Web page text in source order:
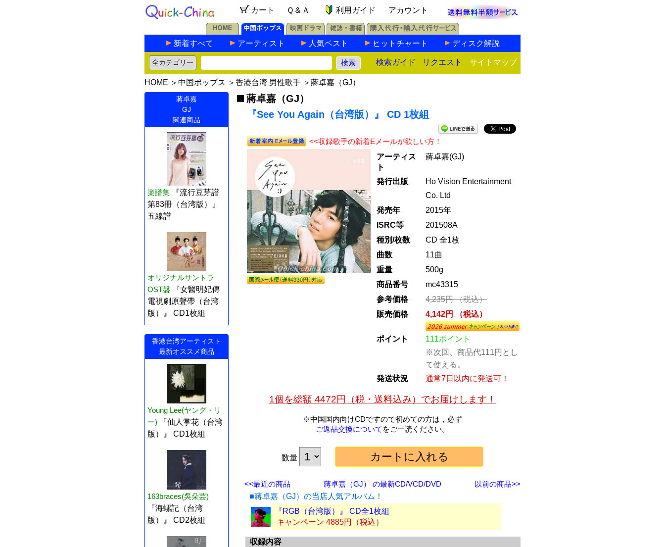
カート Ｑ＆Ａ 利用ガイド アカウント
新着すべて アーティスト 人気ベスト ヒットチャート ディスク解説
検索ガイド リクエスト サイトマップ
HOME ＞ 中国ポップス ＞ 香港台湾 男性歌手 ＞ 蔣卓嘉（GJ）
蔣卓嘉
GJ
関連商品
楽譜集
『流行豆芽譜
第83冊（台湾版）』
五線譜
オリジナルサントラ
OST盤
『女醫明妃傳
電視劇原聲帶（台湾
版）』 CD1枚組
香港台湾アーティスト
最新オススメ商品
Young Lee(ヤング・リ
ー)
『仙人掌花（台湾
版）』 CD1枚組
163braces(吳朵芸)
『海螺記（台湾
版）』 CD2枚組
蔣卓嘉（GJ）
『See You Again（台湾版）』 CD 1枚組
<<収録歌手の新着Eメールが欲しい方！
アーティス
ト
蔣卓嘉(GJ)
発行出版
Ho Vision Entertainment
Co. Ltd
発売年
2015年
ISRC等
201508A
種別/枚数
CD 全1枚
曲数
11曲
重量
500g
商品番号
mc43315
参考価格
4,235円 （税込）
販売価格
4,142円 （税込）
ポイント
111ポイント
※次回、商品代111円とし
て使える。
発送状況
通常7日以内に発送可！
1個を総額 4472円（税・送料込み）でお届けします！
※中国国内向けCDですので初めての方は，必ず
ご返品交換について をご一読ください。
数量
<<最近の商品 以前の商品>>
蔣卓嘉（GJ） の最新CD/VCD/DVD
■蔣卓嘉（GJ）の当店人気アルバム！
『RGB（台湾版）』 CD全1枚組
キャンペーン 4885円（税込）
収録内容